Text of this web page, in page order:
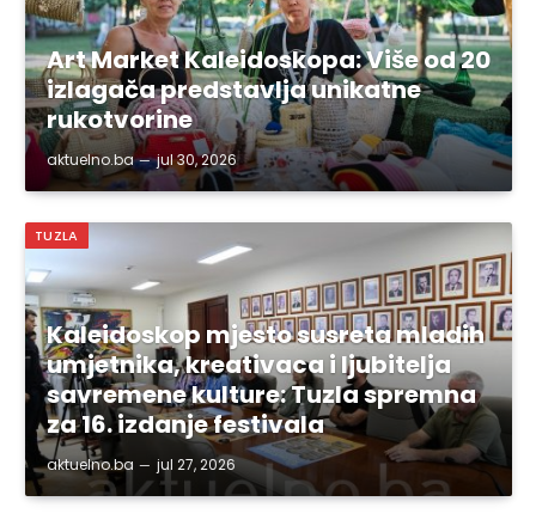
Art Market Kaleidoskopa: Više od 20
izlagača predstavlja unikatne
rukotvorine
aktuelno.ba jul 30, 2026
TUZLA
Kaleidoskop mjesto susreta mladih
umjetnika, kreativaca i ljubitelja
savremene kulture: Tuzla spremna
za 16. izdanje festivala
aktuelno.ba jul 27, 2026